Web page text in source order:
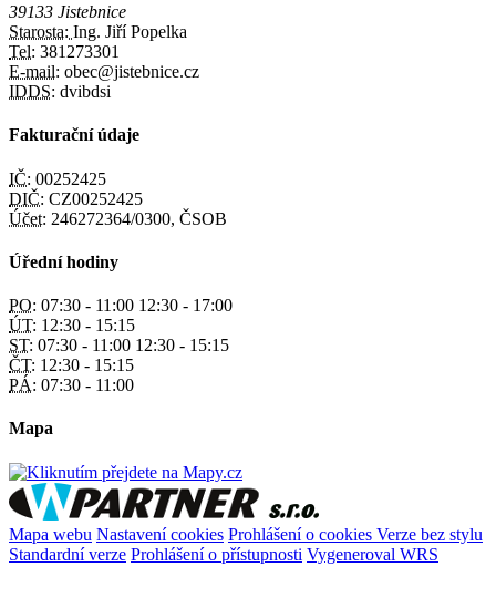
39133 Jistebnice
Starosta: Ing. Jiří Popelka
Tel: 381273301
E-mail: obec@jistebnice.cz
IDDS: dvibdsi
Fakturační údaje
IČ: 00252425
DIČ: CZ00252425
Účet: 246272364/0300, ČSOB
Úřední hodiny
PO: 07:30 - 11:00 12:30 - 17:00
ÚT: 12:30 - 15:15
ST: 07:30 - 11:00 12:30 - 15:15
ČT: 12:30 - 15:15
PÁ: 07:30 - 11:00
Mapa
Mapa webu Nastavení cookies Prohlášení o cookies Verze bez stylu
Standardní verze Prohlášení o přístupnosti Vygeneroval WRS